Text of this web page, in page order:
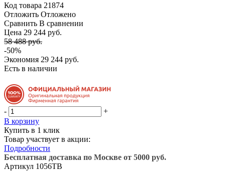
Код товара 21874
Отложить Отложено
Сравнить В сравнении
Цена 29 244 руб.
58 488 руб.
-50%
Экономия 29 244 руб.
Есть в наличии
-
+
В корзину
Купить в 1 клик
Товар участвует в акции:
Подробности
Бесплатная доставка по Москве от 5000 руб.
Артикул 1056TB